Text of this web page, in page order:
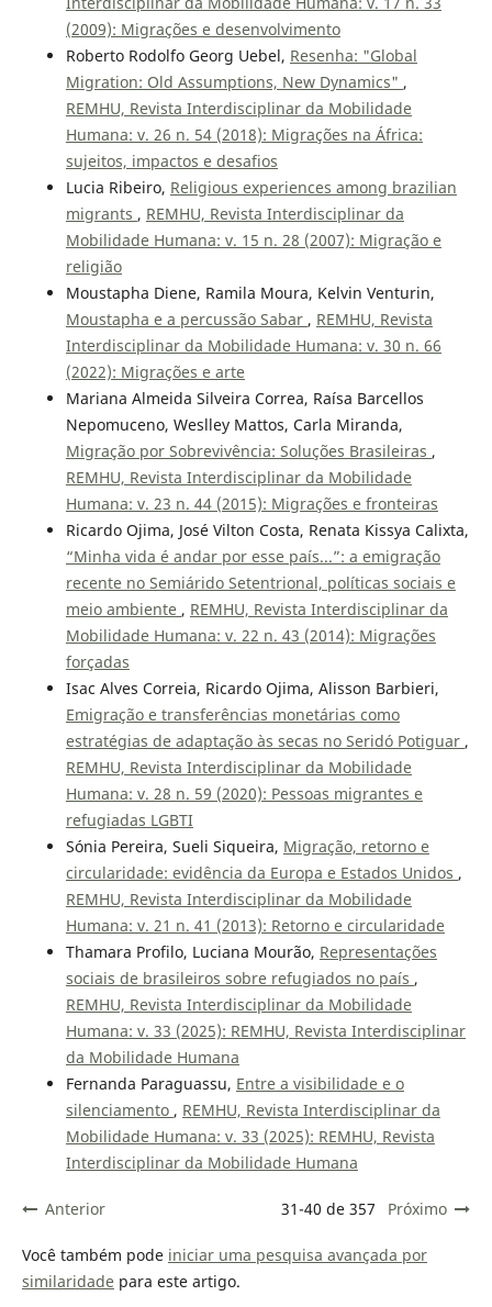
(2009): Migrações e desenvolvimento
Roberto Rodolfo Georg Uebel, Resenha: "Global
Migration: Old Assumptions, New Dynamics" ,
REMHU, Revista Interdisciplinar da Mobilidade
Humana: v. 26 n. 54 (2018): Migrações na África:
sujeitos, impactos e desafios
Lucia Ribeiro, Religious experiences among brazilian
migrants , REMHU, Revista Interdisciplinar da
Mobilidade Humana: v. 15 n. 28 (2007): Migração e
religião
Moustapha Diene, Ramila Moura, Kelvin Venturin,
Moustapha e a percussão Sabar , REMHU, Revista
Interdisciplinar da Mobilidade Humana: v. 30 n. 66
(2022): Migrações e arte
Mariana Almeida Silveira Correa, Raísa Barcellos
Nepomuceno, Weslley Mattos, Carla Miranda,
Migração por Sobrevivência: Soluções Brasileiras ,
REMHU, Revista Interdisciplinar da Mobilidade
Humana: v. 23 n. 44 (2015): Migrações e fronteiras
Ricardo Ojima, José Vilton Costa, Renata Kissya Calixta,
“Minha vida é andar por esse país...”: a emigração
recente no Semiárido Setentrional, políticas sociais e
meio ambiente , REMHU, Revista Interdisciplinar da
Mobilidade Humana: v. 22 n. 43 (2014): Migrações
forçadas
Isac Alves Correia, Ricardo Ojima, Alisson Barbieri,
Emigração e transferências monetárias como
estratégias de adaptação às secas no Seridó Potiguar ,
REMHU, Revista Interdisciplinar da Mobilidade
Humana: v. 28 n. 59 (2020): Pessoas migrantes e
refugiadas LGBTI
Sónia Pereira, Sueli Siqueira, Migração, retorno e
circularidade: evidência da Europa e Estados Unidos ,
REMHU, Revista Interdisciplinar da Mobilidade
Humana: v. 21 n. 41 (2013): Retorno e circularidade
Thamara Profilo, Luciana Mourão, Representações
sociais de brasileiros sobre refugiados no país ,
REMHU, Revista Interdisciplinar da Mobilidade
Humana: v. 33 (2025): REMHU, Revista Interdisciplinar
da Mobilidade Humana
Fernanda Paraguassu, Entre a visibilidade e o
silenciamento , REMHU, Revista Interdisciplinar da
Mobilidade Humana: v. 33 (2025): REMHU, Revista
Interdisciplinar da Mobilidade Humana
Anterior 31-40 de 357 Próximo
Você também pode iniciar uma pesquisa avançada por
similaridadepara este artigo.